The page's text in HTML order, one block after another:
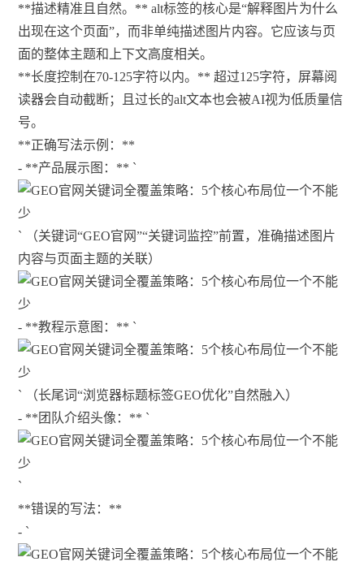
**描述精准且自然。** alt标签的核心是“解释图片为什么
出现在这个页面”，而非单纯描述图片内容。它应该与页
面的整体主题和上下文高度相关。
**长度控制在70-125字符以内。** 超过125字符，屏幕阅
读器会自动截断；且过长的alt文本也会被AI视为低质量信
号。
**正确写法示例：**
- **产品展示图：** `
` （关键词“GEO官网”“关键词监控”前置，准确描述图片
内容与页面主题的关联）
- **教程示意图：** `
` （长尾词“浏览器标题标签GEO优化”自然融入）
- **团队介绍头像：** `
`
**错误的写法：**
- `